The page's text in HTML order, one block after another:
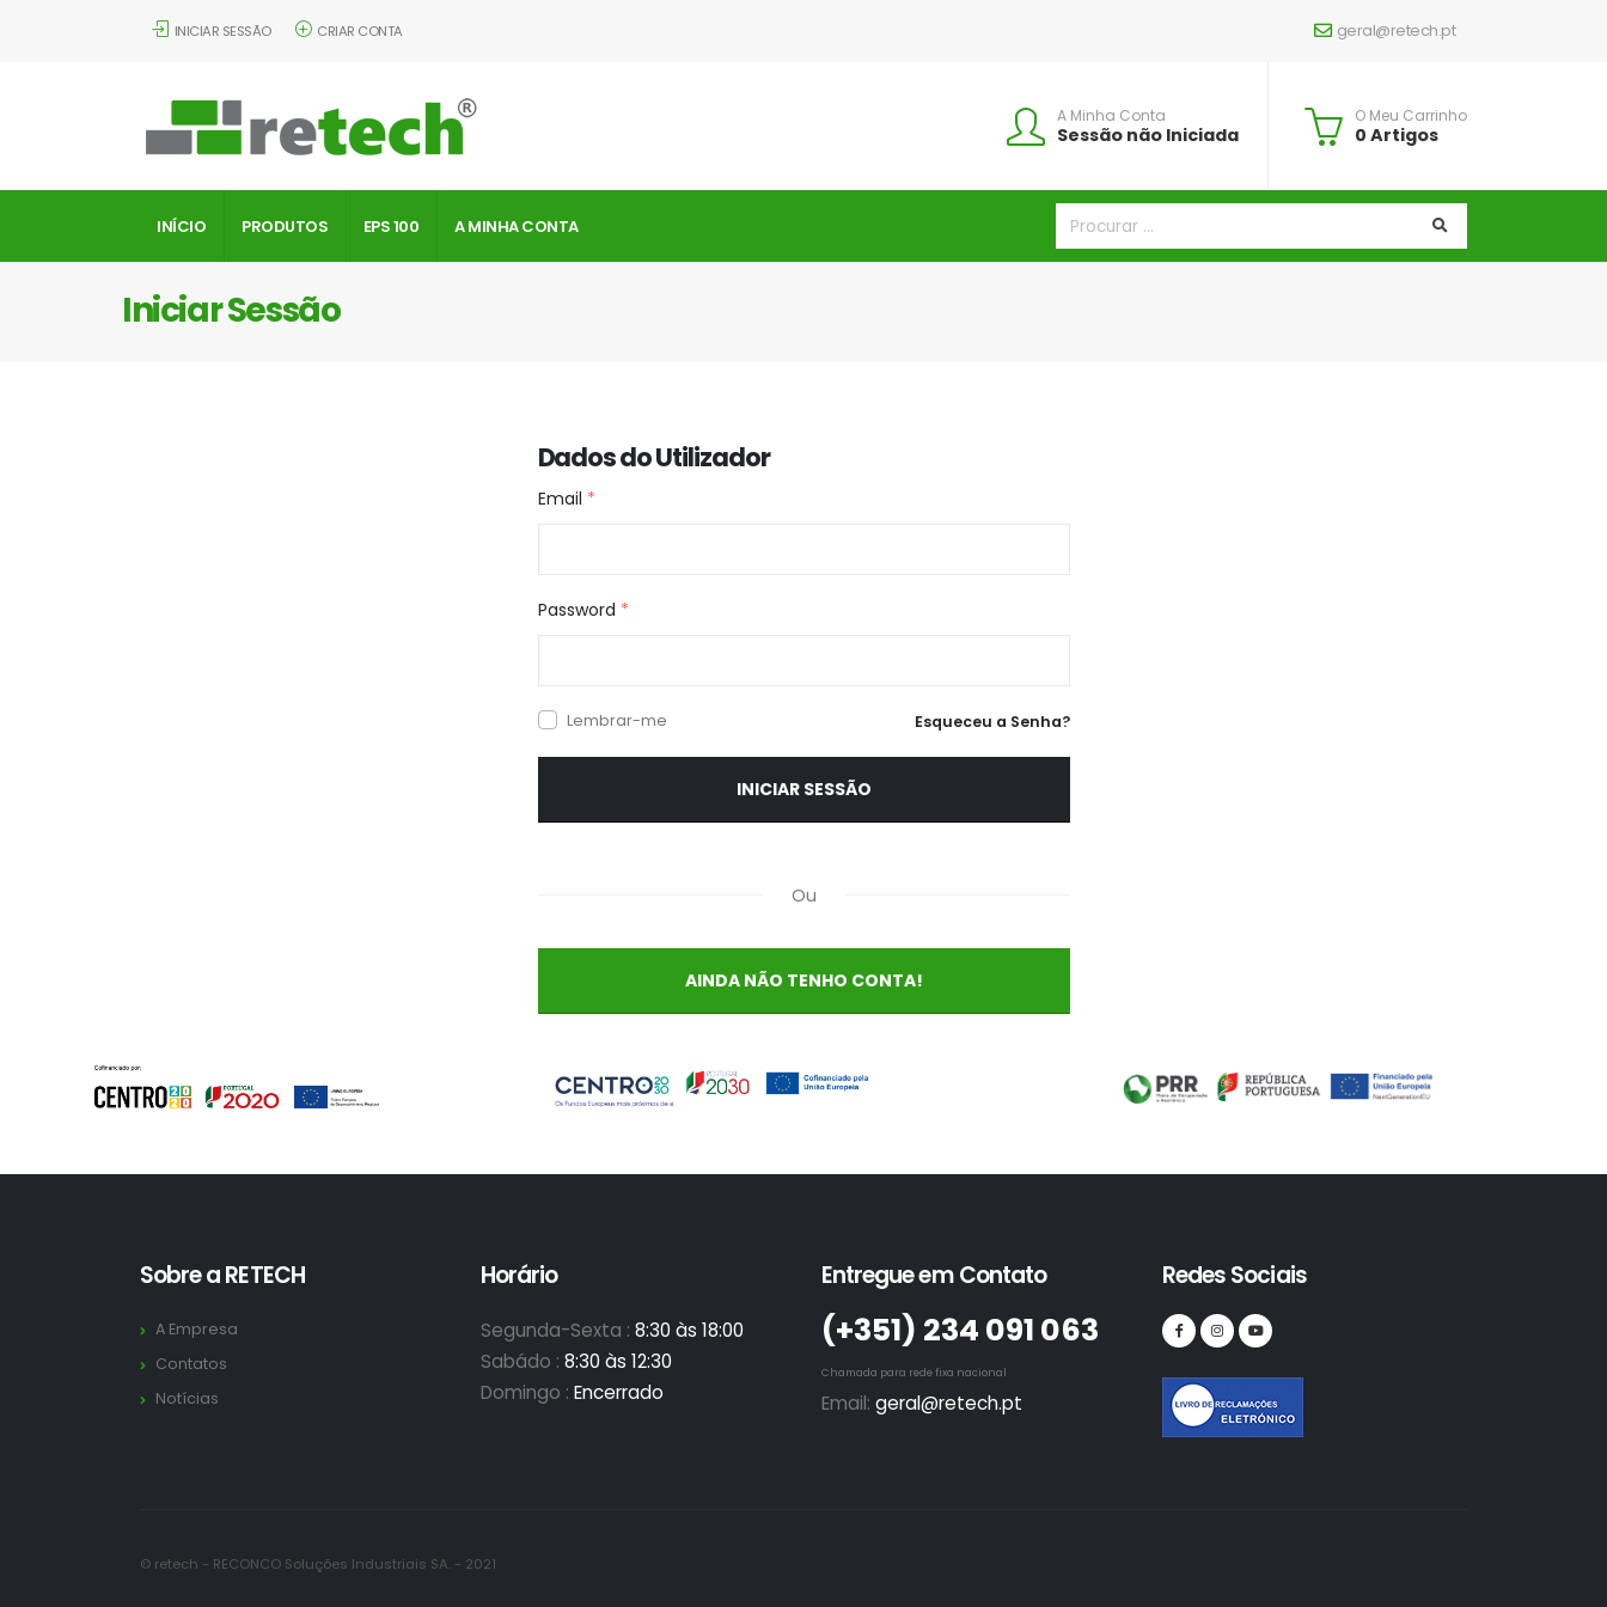
INICIAR SESSÃO CRIAR CONTA geral@retech.pt
A Minha Conta
Sessão não Iniciada
O Meu Carrinho
0 Artigos
INÍCIO PRODUTOS EPS 100 A MINHA CONTA
Iniciar Sessão
Dados do Utilizador
Email *
Password *
Lembrar-me Esqueceu a Senha?
Ou
AINDA NÃO TENHO CONTA!
Sobre a RETECH
A Empresa
Contatos
Notícias
Horário
Segunda-Sexta : 8:30 às 18:00
Sabádo : 8:30 às 12:30
Domingo : Encerrado
Entregue em Contato
(+351)­ 234 091 063
Chamada para rede fixa nacional
Email: geral@retech.pt
Redes Sociais
© retech - RECONCO Soluções Industriais SA. - 2021